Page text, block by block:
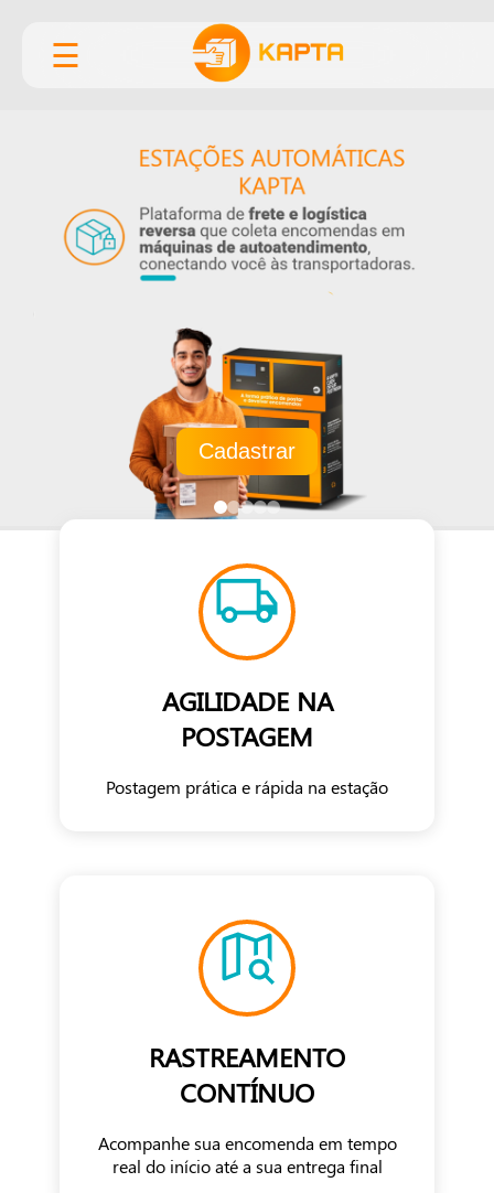
☰
Cadastrar
AGILIDADE NA
POSTAGEM
Postagem prática e rápida na estação
RASTREAMENTO
CONTÍNUO
Acompanhe sua encomenda em tempo
real do início até a sua entrega final